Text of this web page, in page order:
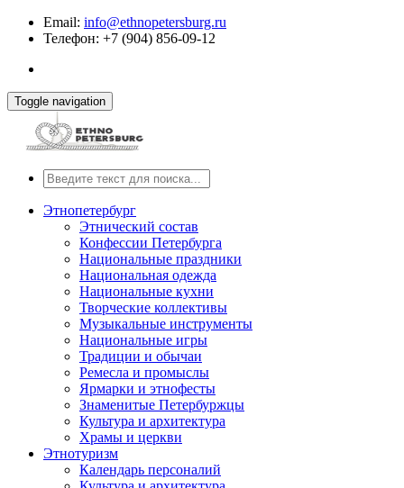
Email: info@ethnopetersburg.ru
Телефон: +7 (904) 856-09-12
Toggle navigation
Этнопетербург
Этнический состав
Конфессии Петербурга
Национальные праздники
Национальная одежда
Национальные кухни
Творческие коллективы
Музыкальные инструменты
Национальные игры
Традиции и обычаи
Ремесла и промыслы
Ярмарки и этнофесты
Знаменитые Петербуржцы
Культура и архитектура
Храмы и церкви
Этнотуризм
Календарь персоналий